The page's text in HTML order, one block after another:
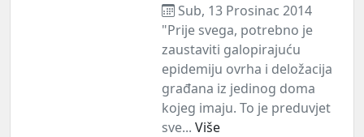
Sub, 13 Prosinac 2014
"Prije svega, potrebno je
zaustaviti galopirajuću
epidemiju ovrha i deložacija
građana iz jedinog doma
kojeg imaju. To je preduvjet
sve... Više